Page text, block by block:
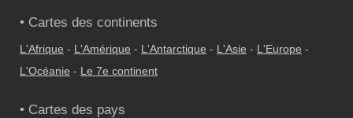
• Cartes des continents
L'Afrique - L'Amérique - L'Antarctique - L'Asie - L'Europe -
L'Océanie - Le 7e continent
• Cartes des pays